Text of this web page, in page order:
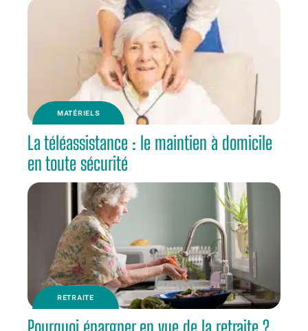
MATÉRIELS
La téléassistance : le maintien à domicile
en toute sécurité
RETRAITE